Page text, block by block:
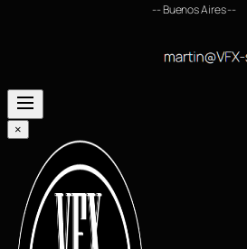
-- Buenos Aires --
×